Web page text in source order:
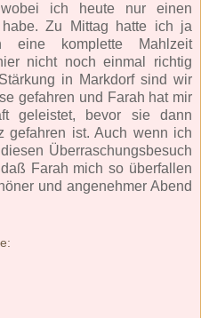
ich heute nur einen
Zu Mittag hatte ich ja
komplette Mahlzeit
nicht noch einmal richtig
in Markdorf sind wir
gefahren und Farah hat mir
geleistet, bevor sie dann
gefahren ist. Auch wenn ich
Überraschungsbesuch
Farah mich so überfallen
und angenehmer Abend